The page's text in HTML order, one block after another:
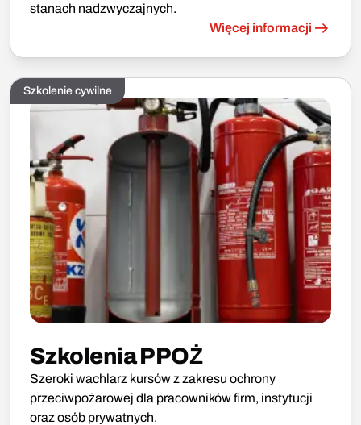
stanach nadzwyczajnych.
Więcej informacji
Szkolenie cywilne
Szkolenia PPOŻ
Szeroki wachlarz kursów z zakresu ochrony
przeciwpożarowej dla pracowników firm, instytucji
oraz osób prywatnych.